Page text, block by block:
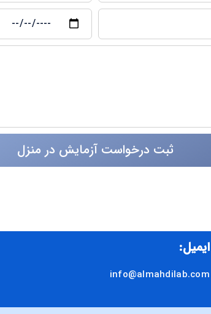
ثبت درخواست آزمایش در منزل
ایمیل:
info@almahdilab.com